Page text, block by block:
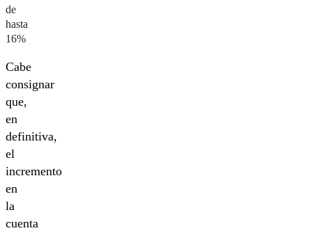
de
hasta
16%
Cabe
consignar
que,
en
definitiva,
el
incremento
en
la
cuenta